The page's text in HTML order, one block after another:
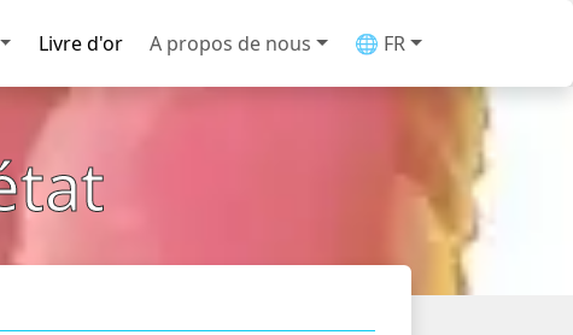
Livre d'or A propos de nous 🌐 FR